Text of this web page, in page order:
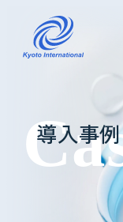
コインラ
ホテル様へ
掃除・メ
導入事例